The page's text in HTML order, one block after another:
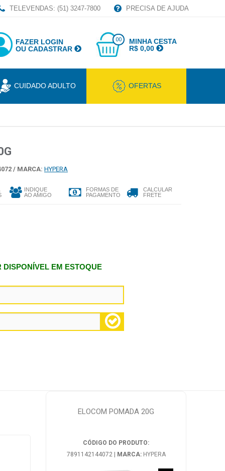
TELEVENDAS: (51) 3247-7800 PRECISA DE AJUDA
FAZER LOGIN
OU CADASTRAR
00
MINHA CESTA
R$ 0,00
CUIDADO ADULTO OFERTAS
/ MARCA: HYPERA
INDIQUE
AO AMIGO
FORMAS DE
PAGAMENTO
CALCULAR
FRETE
EM ESTOQUE
ELOCOM POMADA 20G
CÓDIGO DO PRODUTO:
7891142144072 | MARCA: HYPERA